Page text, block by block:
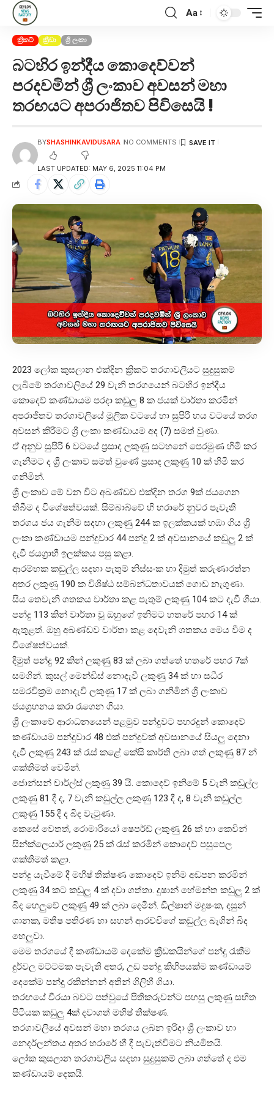
Aa
ක්‍රිකට් ක්‍රීඩා ශ්‍රී ලංකා
බටහිර ඉන්දීය කොදෙව්වන්
පරදවමින් ශ්‍රී ලංකාව අවසන් මහා
තරඟයට අපරාජිතව පිවිසෙයි !
LAST UPDATED: MAY 6, 2025 11:04 PM
BYSHASHINKAVIDUSARA NO COMMENTS
2023 ලෝක කුසලාන එක්දින ක්‍රිකට් තරගාවලියට සුදුසුකම්
ලැබීමේ තරගාවලියේ 29 වැනි තරගයෙන් බටහිර ඉන්දීය
කොදෙව් කණ්ඩායම පරදා කඩුලු 8 ක ජයක් වාර්තා කරමින්
අපරාජිතව තරගාවලියේ මූලික වටයේ හා සුපිරි හය වටයේ තරග
අවසන් කිරීමට ශ්‍රී ලංකා කණ්ඩායම අද (7) සමත් වුණා.
ඒ අනුව සුපිරි 6 වටයේ ප්‍රසාද ලකුණු සටහනේ පෙරමුණ හිමි කර
ගැනීමට ද ශ්‍රී ලංකාව සමත් වුණේ ප්‍රසාද ලකුණු 10 ක් හිමි කර
ගනිමින්.
ශ්‍රී ලංකාව මේ වන විට අඛණ්ඩව එක්දින තරග 9ක් ජයගෙන
තිබීම ද විශේෂත්වයක්. සිම්බාබ්වේ හි හරාරේ නුවර පැවැති
තරගය ජය ගැනීම සදහා ලකුණු 244 ක ඉලක්කයක් හඹා ගිය ශ්‍රී
ලංකා කණ්ඩායම පන්දුවාර 44 පන්දු 2 ක් අවසානයේ කඩුලු 2 ක්
දැවී ජයග්‍රාහී ඉලක්කය පසු කළා.
ආරම්භක කඩුල්ල සදහා පැතුම් නිස්සංක හා දිමුත් කරුණාරත්න
අතර ලකුණු 190 ක විශිෂ්ඨ සම්බන්ධතාවයක් ගොඩ නැගුණා.
සිය තෙවැනි ශතකය වාර්තා කළ පැතුම් ලකුණු 104 කට දැවී ගියා.
පන්දු 113 කින් වාර්තා වූ ඔහුගේ ඉනිමට හතරේ පහර 14 ක්
ඇතුළත්. ඔහු අඛණ්ඩව වාර්තා කළ දෙවැනි ශතකය මෙය වීම ද
විශේෂත්වයක්.
දිමුත් පන්දු 92 කින් ලකුණු 83 ක් ලබා ගත්තේ හතරේ පහර 7ක්
සමගින්. කුසල් මෙන්ඩිස් නොදැවී ලකුණු 34 ක් හා සධීර
සමරවික්‍රම නොදැවී ලකුණු 17 ක් ලබා ගනිමින් ශ්‍රී ලංකාව
ජයග්‍රහනය කරා රැගෙන ගියා.
ශ්‍රී ලංකාවේ ආරාධනයෙන් පළමුව පන්දුවට පහරදුන් කොදෙව්
කණ්ඩායම පන්දුවාර 48 එක් පන්දුවක් අවසානයේ සියලු දෙනා
දැවී ලකුණු 243 ක් රැස් කළේ කේසි කාර්ති ලබා ගත් ලකුණු 87 න්
ශක්තිමත් වෙමින්.
ජොන්සන් චාර්ල්ස් ලකුණු 39 යි. කොදෙව් ඉනිමේ 5 වැනි කඩුල්ල
ලකුණු 81 දී ද, 7 වැනි කඩුල්ල ලකුණු 123 දී ද, 8 වැනි කඩුල්ල
ලකුණු 155 දී ද බිද වැටුණා.
කෙසේ වෙතත්, රොමාරියෝ ෂෙපර්ඩ් ලකුණු 26 ක් හා කෙවින්
සින්ක්ලෙයාර් ලකුණු 25 ක් රැස් කරමින් කොදෙව් පසුපෙල
ශක්තිමත් කළා.
පන්දු යැවීමේ දී මහීෂ් තීක්ෂණ කොදෙව් ඉනිම අඩපන කරමින්
ලකුණු 34 කට කඩුලු 4 ක් දවා ගත්තා. දුෂාන් හේමන්ත කඩුලු 2 ක්
බිද හෙලුවේ ලකුණු 49 ක් ලබා දෙමින්. ඩිල්ෂාන් මදුෂංක, දසුන්
ශානක, මතීෂ පතිරණ හා සහන් ආරච්චිගේ කඩුල්ල බැගින් බිද
හෙලුවා.
මෙම තරගයේ දී කණ්ඩායම් දෙකේම ක්‍රීඩකයින්ගේ පන්දු රැකීම
දුර්වල මට්ටමක පැවැති අතර, උඩ පන්දු කිහිපයක්ම කණ්ඩායම්
දෙකේම පන්දු රකින්නන් අතින් ගිලිහී ගියා.
තරඟයේ වීරයා බවට පත්වුයේ පිතිකරුවන්ට පහසු ලකුණු සහිත
පිටියක කඩුලු 4ක් දවාගත් මහිෂ් තීක්ෂණ.
තරගාවලියේ අවසන් මහා තරගය ලබන ඉරිදා ශ්‍රී ලංකාව හා
නෙදර්ලන්තය අතර හරාරේ හී දී පැවැත්වීමට නියමිතයි.
ලෝක කුසලාන තරගාවලිය සදහා සුදුසුකම් ලබා ගත්තේ ද එම
කණ්ඩායම් දෙකයි.